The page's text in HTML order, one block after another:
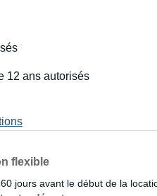
12 ans autorisés
flexible
jours avant le début de la